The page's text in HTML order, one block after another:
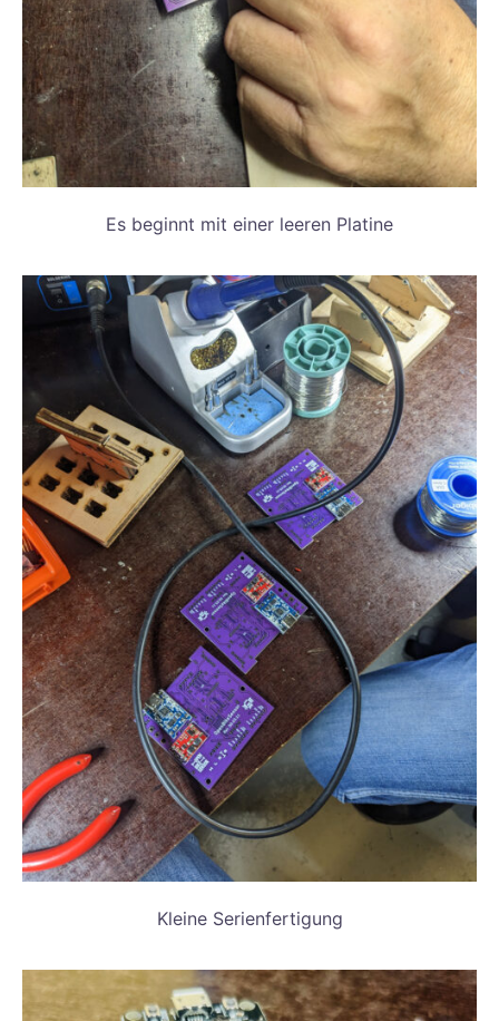
Es beginnt mit einer leeren Platine
Kleine Serienfertigung